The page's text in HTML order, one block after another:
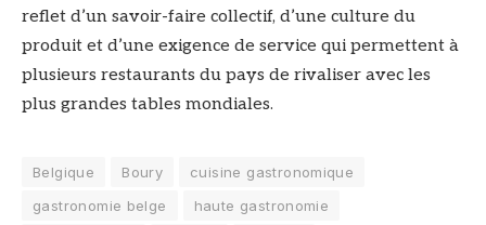
reflet d’un savoir-faire collectif, d’une culture du
produit et d’une exigence de service qui permettent à
plusieurs restaurants du pays de rivaliser avec les
plus grandes tables mondiales.
Belgique Boury
cuisine gastronomique
gastronomie belge
haute gastronomie